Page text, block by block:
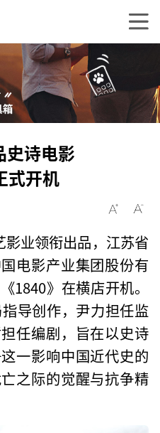
史诗电影
式开机
业领衔出品，江苏省
电影产业集团股份有
1840》在横店开机。
导创作，尹力担任监
任编剧，旨在以史诗
一影响中国近代史的
之际的觉醒与抗争精